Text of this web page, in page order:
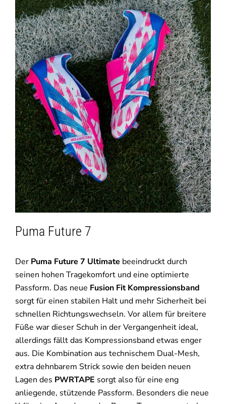
Puma Future 7
Der Puma Future 7 Ultimate beeindruckt durch
seinen hohen Tragekomfort und eine optimierte
Passform. Das neue Fusion Fit Kompressionsband
sorgt für einen stabilen Halt und mehr Sicherheit bei
schnellen Richtungswechseln. Vor allem für breitere
Füße war dieser Schuh in der Vergangenheit ideal,
allerdings fällt das Kompressionsband etwas enger
aus. Die Kombination aus technischem Dual-Mesh,
extra dehnbarem Strick sowie den beiden neuen
Lagen des PWRTAPE sorgt also für eine eng
anliegende, stützende Passform. Besonders die neue